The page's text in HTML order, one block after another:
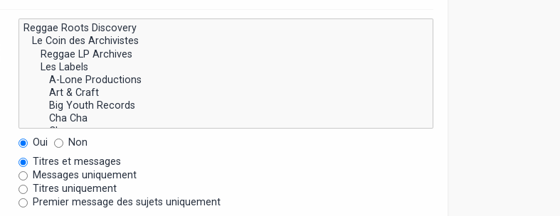
Oui
Non
Titres et messages
Messages uniquement
Titres uniquement
Premier message des sujets uniquement